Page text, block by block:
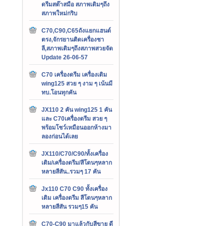
ดรีมสต๊าสมือ สภาพเดิมๆถึง
สภาพใหม่กริบ
C70,C90,C65ถังแยกแฮนด์
ตรง,จักรยานติดเครื่องชา
ลี,สภาพเดิมๆถึงสภาพสวยจัด
Update 26-06-57
C70 เครื่องดรีม เครื่องเดิม
wing125 สวย ๆ งาม ๆ เน้นมี
ทบ.โอนทุกคัน
JX110 2 คัน wing125 1 คัน
และ C70เครื่องดรีม สวย ๆ
พร้อมโชว์เหมือนออกห้างมา
ลองก่อนได้เลย
JX110/C70/C90/ทั้งเครื่อง
เดิม/เครื่องดรีม/สีโดนๆหลาก
หลายสีสัน..รวมๆ 17 คัน
Jx110 C70 C90 ทั้งเครื่อง
เดิม เครื่องดรีม สีโดนๆหลาก
หลายสีสัน รวมๆ15 คัน
C70-C90 มาแล้วกับสีขาย ดี